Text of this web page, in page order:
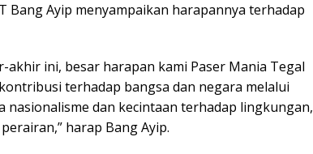
Bang Ayip menyampaikan harapannya terhadap
ini, besar harapan kami Paser Mania Tegal
terhadap bangsa dan negara melalui
nasionalisme dan kecintaan terhadap lingkungan,
harap Bang Ayip.